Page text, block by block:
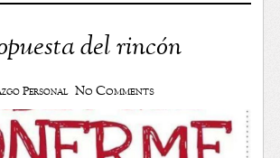
del rincón
Personal No Comments